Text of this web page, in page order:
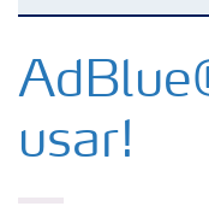
Generalidades
Cómo se usa el
usar!